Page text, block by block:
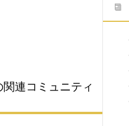
関連コミュニティ